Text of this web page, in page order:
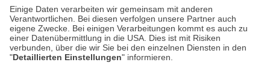
Einige Daten verarbeiten wir gemeinsam mit anderen
Verantwortlichen. Bei diesen verfolgen unsere Partner auch
eigene Zwecke. Bei einigen Verarbeitungen kommt es auch zu
einer Datenübermittlung in die USA. Dies ist mit Risiken
verbunden, über die wir Sie bei den einzelnen Diensten in den
"Detaillierten Einstellungen" informieren.
Hier finden Sie uns im Netz
Cookie-Einstellungen in Ihrem Browser